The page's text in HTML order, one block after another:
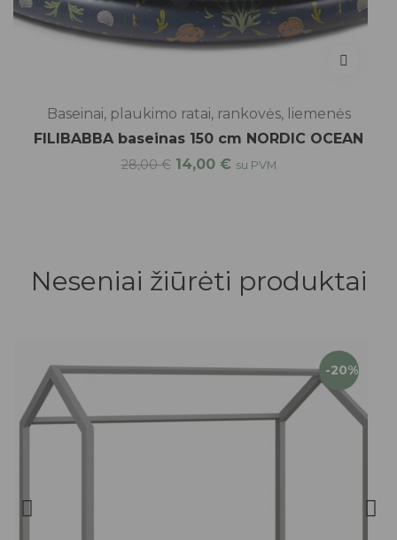
Baseinai, plaukimo ratai, rankovės, liemenės
FILIBABBA baseinas 150 cm NORDIC OCEAN
28,00€ 14,00 € su PVM
Neseniai žiūrėti produktai
-20%